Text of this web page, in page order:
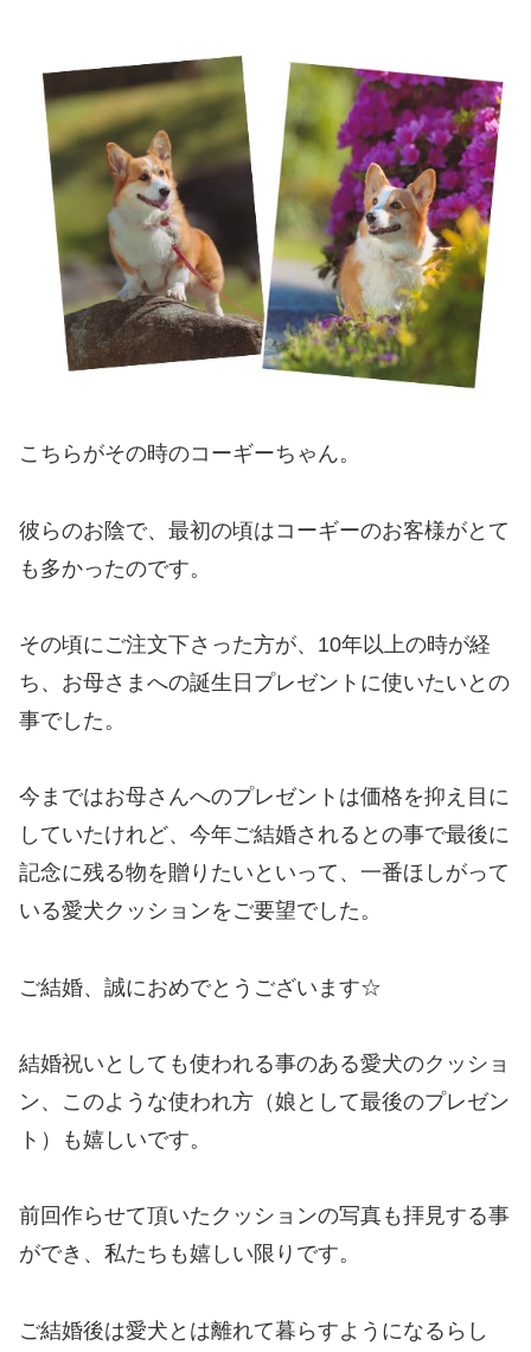
こちらがその時のコーギーちゃん。
彼らのお陰で、最初の頃はコーギーのお客様がとて
も多かったのです。
その頃にご注文下さった方が、10年以上の時が経
ち、お母さまへの誕生日プレゼントに使いたいとの
事でした。
今まではお母さんへのプレゼントは価格を抑え目に
していたけれど、今年ご結婚されるとの事で最後に
記念に残る物を贈りたいといって、一番ほしがって
いる愛犬クッションをご要望でした。
ご結婚、誠におめでとうございます☆
結婚祝いとしても使われる事のある愛犬のクッショ
ン、このような使われ方（娘として最後のプレゼン
ト）も嬉しいです。
前回作らせて頂いたクッションの写真も拝見する事
ができ、私たちも嬉しい限りです。
ご結婚後は愛犬とは離れて暮らすようになるらし